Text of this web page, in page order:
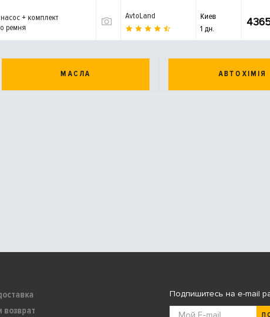
+ комплект
ремня
AvtoLand
Киев
1 дн.
МАСЛА АВТОХІМІЯ
возврат
Подпишитесь на e-mail